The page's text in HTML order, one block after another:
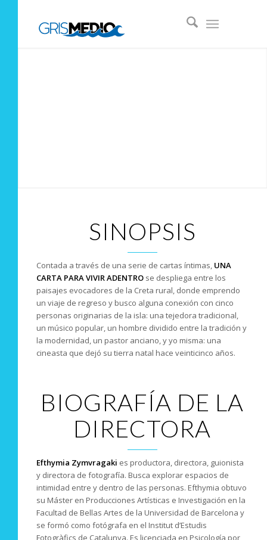
SINOPSIS
Contada a través de una serie de cartas íntimas, UNA
CARTA PARA VIVIR ADENTRO se despliega entre los
paisajes evocadores de la Creta rural, donde emprendo
un viaje de regreso y busco alguna conexión con cinco
personas originarias de la isla: una tejedora tradicional,
un músico popular, un hombre dividido entre la tradición y
la modernidad, un pastor anciano, y yo misma: una
cineasta que dejó su tierra natal hace veinticinco años.
BIOGRAFÍA DE LA
DIRECTORA
Efthymia Zymvragaki es productora, directora, guionista
y directora de fotografía. Busca explorar espacios de
intimidad entre y dentro de las personas. Efthymia obtuvo
su Máster en Producciones Artísticas e Investigación en la
Facultad de Bellas Artes de la Universidad de Barcelona y
se formó como fotógrafa en el Institut d’Estudis
Fotogràfics de Catalunya. Es licenciada en Psicología por